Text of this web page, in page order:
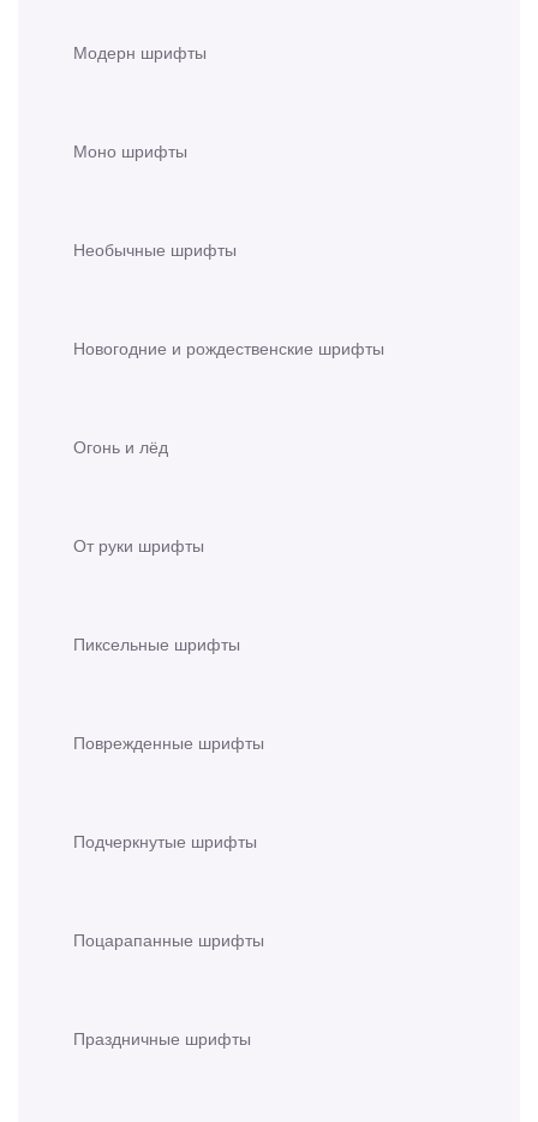
Модерн шрифты
Моно шрифты
Необычные шрифты
Новогодние и рождественские шрифты
Огонь и лёд
От руки шрифты
Пиксельные шрифты
Поврежденные шрифты
Подчеркнутые шрифты
Поцарапанные шрифты
Праздничные шрифты